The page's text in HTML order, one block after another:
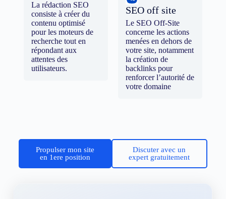
La rédaction SEO
consiste à créer du
contenu optimisé
pour les moteurs de
recherche tout en
répondant aux
attentes des
utilisateurs.
SEO off site
Le SEO Off-Site
concerne les actions
menées en dehors de
votre site, notamment
la création de
backlinks pour
renforcer l’autorité de
votre domaine
Propulser mon site
en 1ere position
Discuter avec un
expert gratuitement